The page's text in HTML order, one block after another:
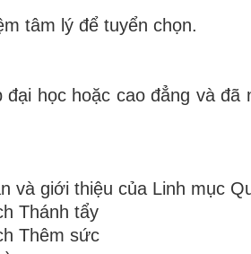
tâm lý để tuyển chọn.
học hoặc cao đẳng và đã
giới thiệu của Linh mục
Thánh tẩy
Thêm sức